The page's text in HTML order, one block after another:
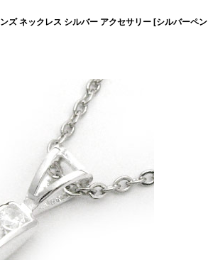
ネックレス シルバー アクセサリー [シルバーペン